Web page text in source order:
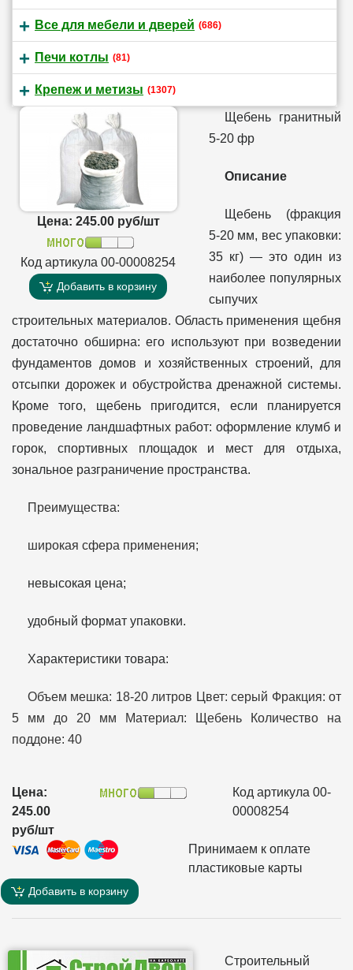
Все для мебели и дверей (686)
Печи котлы (81)
Крепеж и метизы (1307)
Цена: 245.00 руб/шт
Код артикула 00-00008254
Добавить в корзину
Щебень гранитный
5-20 фр
Описание
Щебень (фракция
5-20 мм, вес упаковки:
35 кг) — это один из
наиболее популярных
сыпучих
строительных материалов. Область применения щебня
достаточно обширна: его используют при возведении
фундаментов домов и хозяйственных строений, для
отсыпки дорожек и обустройства дренажной системы.
Кроме того, щебень пригодится, если планируется
проведение ландшафтных работ: оформление клумб и
горок, спортивных площадок и мест для отдыха,
зональное разграничение пространства.
Преимущества:
широкая сфера применения;
невысокая цена;
удобный формат упаковки.
Характеристики товара:
Объем мешка: 18-20 литров Цвет: серый Фракция: от
5 мм до 20 мм Материал: Щебень Количество на
поддоне: 40
Цена:
245.00
руб/шт
Код артикула 00-
00008254
Принимаем к оплате
пластиковые карты
Добавить в корзину
Строительный